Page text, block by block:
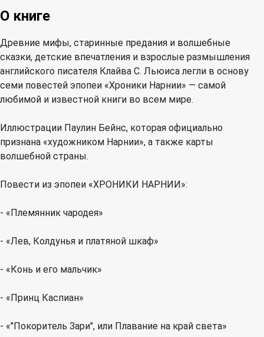
О книге
Древние мифы, старинные предания и волшебные
сказки, детские впечатления и взрослые размышления
английского писателя Клайва С. Льюиса легли в основу
семи повестей эпопеи «Хроники Нарнии» — самой
любимой и известной книги во всем мире.
Иллюстрации Паулин Бейнс, которая официально
признана «художником Нарнии», а также карты
волшебной страны.
Повести из эпопеи «ХРОНИКИ НАРНИИ»:
- «Племянник чародея»
- «Лев, Колдунья и платяной шкаф»
- «Конь и его мальчик»
- «Принц Каспиан»
- «"Покоритель Зари", или Плавание на край света»